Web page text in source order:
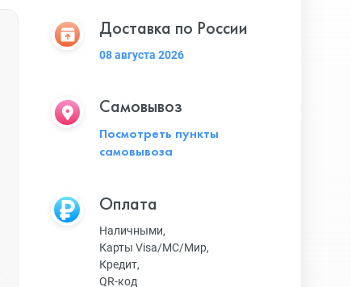
Доставка по России
08 августа 2026
Самовывоз
Посмотреть пункты
самовывоза
Оплата
Наличными,
Карты Visa/MC/Мир,
Кредит,
QR-код